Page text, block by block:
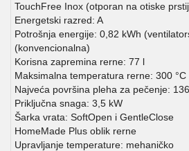
TouchFree Inox (otporan na otiske
Energetski razred: A
Potrošnja energije: 0,82 kWh
(konvencionalna)
Korisna zapremina rerne: 77 l
Maksimalna temperatura rerne: 300 °C
Najveća površina pleha za pečenje:
Priključna snaga: 3,5 kW
Šarka vrata: SoftOpen i GentleClose
HomeMade Plus oblik rerne
Upravljanje temperature: mehaničko